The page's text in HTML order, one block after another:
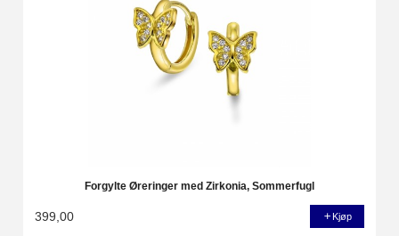
Forgylte Øreringer med Zirkonia, Sommerfugl
399,00 Kjøp